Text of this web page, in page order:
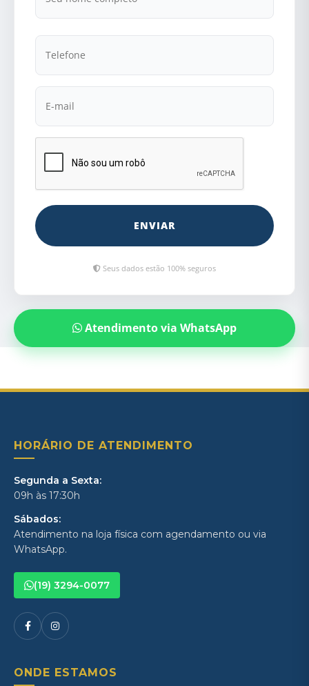
Telefone
E-
mail
CAPTCHA
Seus dados estão 100% seguros
Atendimento via WhatsApp
HORÁRIO DE ATENDIMENTO
Segunda a Sexta:
09h às 17:30h
Sábados:
Atendimento na loja física com agendamento ou via
WhatsApp.
(19) 3294-0077
ONDE ESTAMOS